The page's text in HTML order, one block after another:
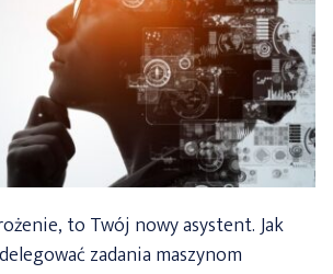
to Twój nowy asystent. Jak
zadania maszynom